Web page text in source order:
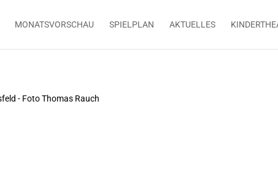
MONATSVORSCHAU SPIELPLAN AKTUELLES